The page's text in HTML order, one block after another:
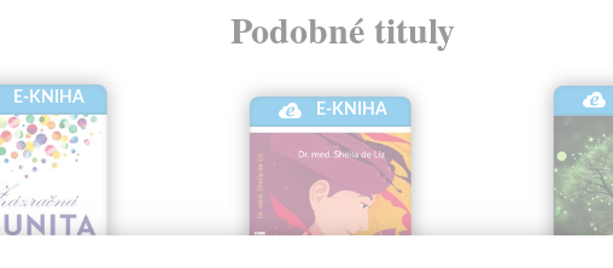
Podobné tituly
E-KNIHA
E-KNIHA